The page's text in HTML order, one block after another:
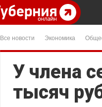
Все новости Экономика
У члена
тысяч